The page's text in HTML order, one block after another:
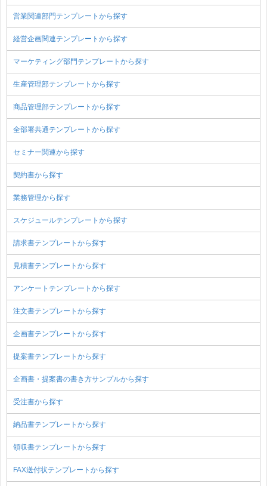
営業関連部門テンプレートから探す
経営企画関連テンプレートから探す
マーケティング部門テンプレートから探す
生産管理部テンプレートから探す
商品管理部テンプレートから探す
全部署共通テンプレートから探す
セミナー関連から探す
契約書から探す
業務管理から探す
スケジュールテンプレートから探す
請求書テンプレートから探す
見積書テンプレートから探す
アンケートテンプレートから探す
注文書テンプレートから探す
企画書テンプレートから探す
提案書テンプレートから探す
企画書・提案書の書き方サンプルから探す
受注書から探す
納品書テンプレートから探す
領収書テンプレートから探す
FAX送付状テンプレートから探す